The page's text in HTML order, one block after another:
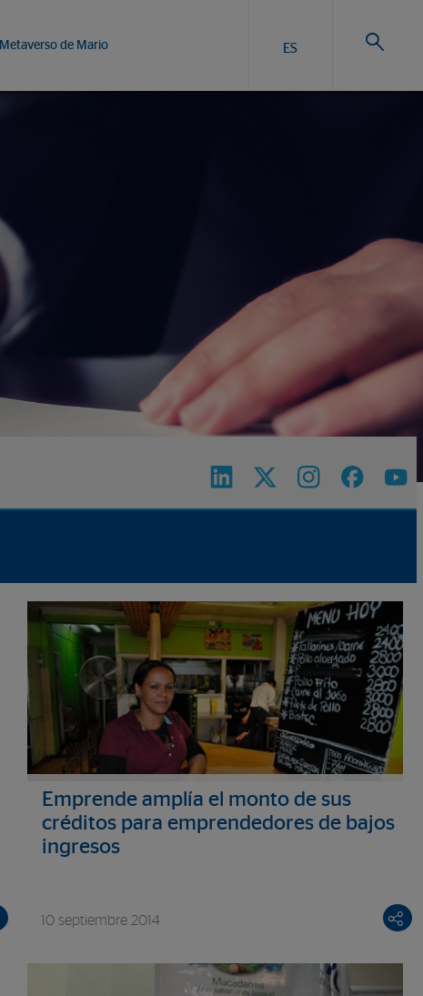
Metaverso de Mario ES
Emprende amplía el monto de sus
créditos para emprendedores de bajos
ingresos
10 septiembre 2014